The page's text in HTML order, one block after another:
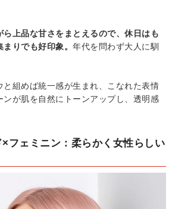
上品な甘さをまとえるので、休日はも
りでも好印象。 年代を問わず大人に馴
と組めば統一感が生まれ、こなれた表情
ンが肌を自然にトーンアップし、透明感
フェミニン：柔らかく女性らしい